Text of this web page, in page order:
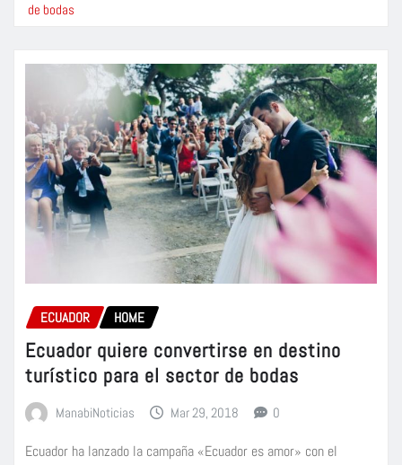
de bodas
ECUADOR HOME
Ecuador quiere convertirse en destino
turístico para el sector de bodas
ManabiNoticias Mar 29, 2018 0
Ecuador ha lanzado la campaña «Ecuador es amor» con el